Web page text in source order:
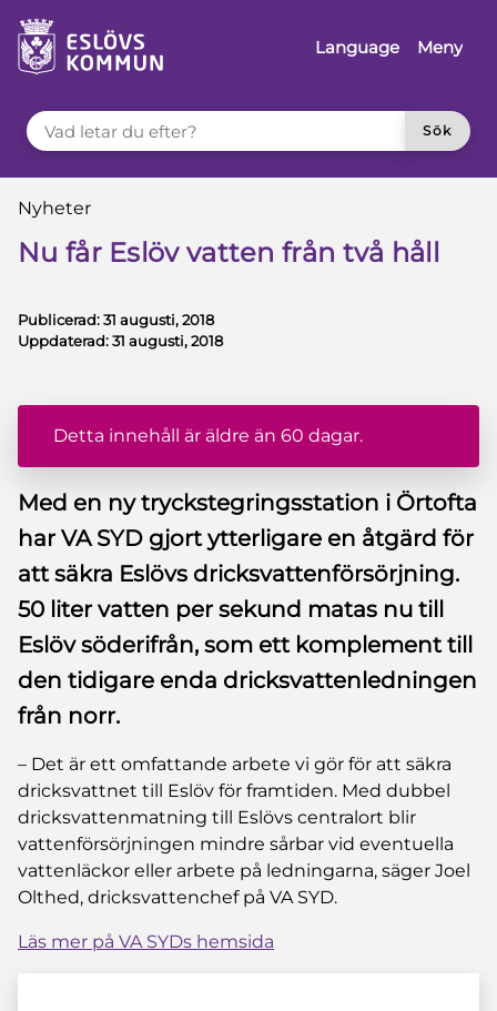
till innehåll
Language
Meny
VAD LETAR DU EFTER?
Sök
Du är här:
Nyheter
Nu får Eslöv vatten från två håll
Publicerad:31 augusti, 2018
Uppdaterad:31 augusti, 2018
Detta innehåll är äldre än 60 dagar.
Med en ny tryckstegringsstation i Örtofta
har VA SYD gjort ytterligare en åtgärd för
att säkra Eslövs dricksvattenförsörjning.
50 liter vatten per sekund matas nu till
Eslöv söderifrån, som ett komplement till
den tidigare enda dricksvattenledningen
från norr.
– Det är ett omfattande arbete vi gör för att säkra
dricksvattnet till Eslöv för framtiden. Med dubbel
dricksvattenmatning till Eslövs centralort blir
vattenförsörjningen mindre sårbar vid eventuella
vattenläckor eller arbete på ledningarna, säger Joel
Olthed, dricksvattenchef på VA SYD.
Läs mer på VA SYDs hemsida